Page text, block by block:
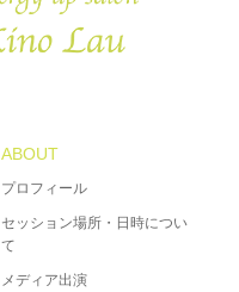
ABOUT
プロフィール
セッション場所・日時につい
て
メディア出演